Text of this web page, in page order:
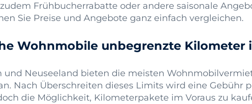
Frühbucherrabatte oder andere saisonale
Sie Preise und Angebote ganz einfach vergleichen.
Wohnmobile unbegrenzte Kilometer
und Neuseeland bieten die meisten
Nach Überschreiten dieses Limits wird eine Gebühr
die Möglichkeit, Kilometerpakete im Voraus zu